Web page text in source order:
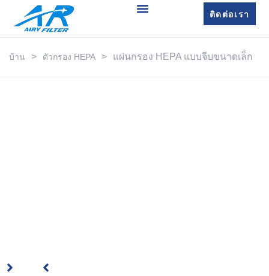
ติดต่อเรา
บ้าน > ตัวกรอง HEPA > แผ่นกรอง HEPA แบบจีบขนาดเล็ก